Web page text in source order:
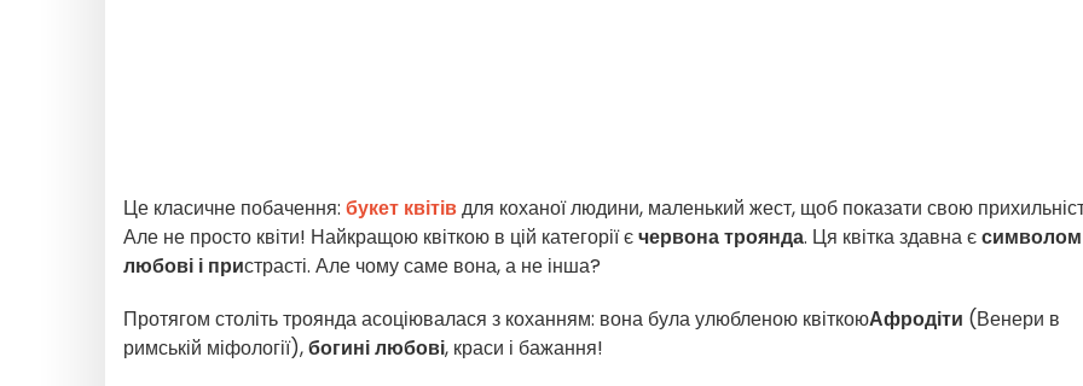
Це класичне побачення: букет квітівдля коханої людини, маленький жест, щоб показати свою
Але не просто квіти! Найкращою квіткою в цій категорії єчервона троянда. Ця квітка здавна єсимволом
любові і пристрасті. Але чому саме вона, а не інша?
Протягом століть троянда асоціювалася з коханням: вона була улюбленою квіткоюАфродіти (Венери в
римській міфології),богині любові, краси і бажання!